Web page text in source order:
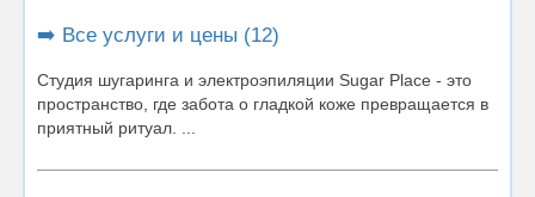
➡️ Все услуги и цены (12)
Студия шугаринга и электроэпиляции Sugar Place - это
пространство, где забота о гладкой коже превращается в
приятный ритуал. ...